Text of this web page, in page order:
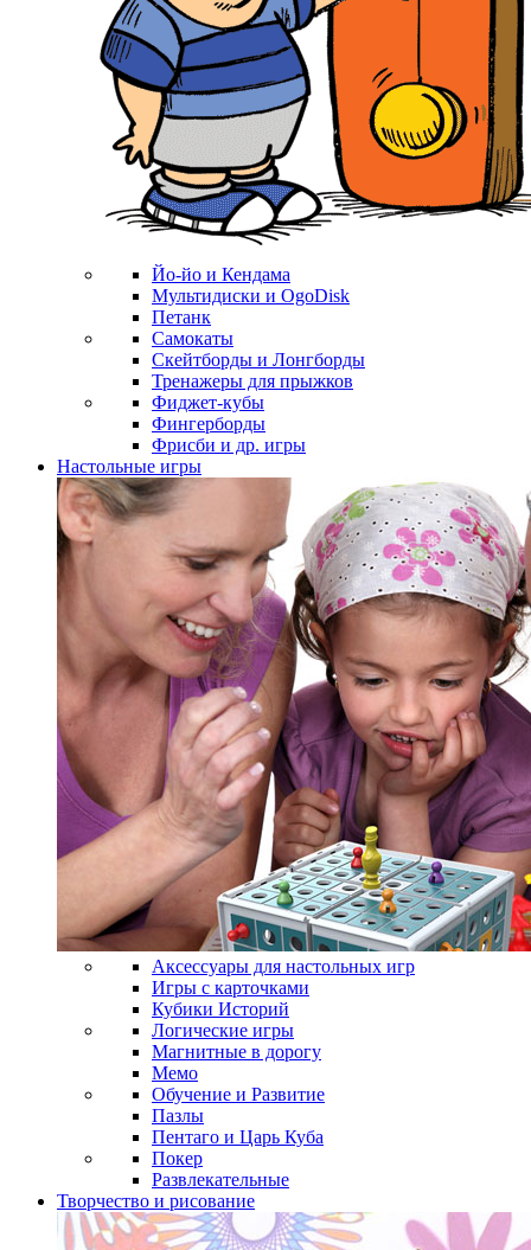
Йо-йо и Кендама
Мультидиски и OgoDisk
Петанк
Самокаты
Скейтборды и Лонгборды
Тренажеры для прыжков
Фиджет-кубы
Фингерборды
Фрисби и др. игры
Настольные игры
Аксессуары для настольных игр
Игры с карточками
Кубики Историй
Логические игры
Магнитные в дорогу
Мемо
Обучение и Развитие
Пазлы
Пентаго и Царь Куба
Покер
Развлекательные
Творчество и рисование